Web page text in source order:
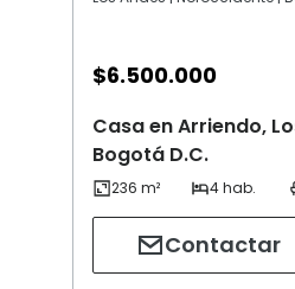
$6.500.000
Casa en Arriendo,
Bogotá D.C.
Contactar